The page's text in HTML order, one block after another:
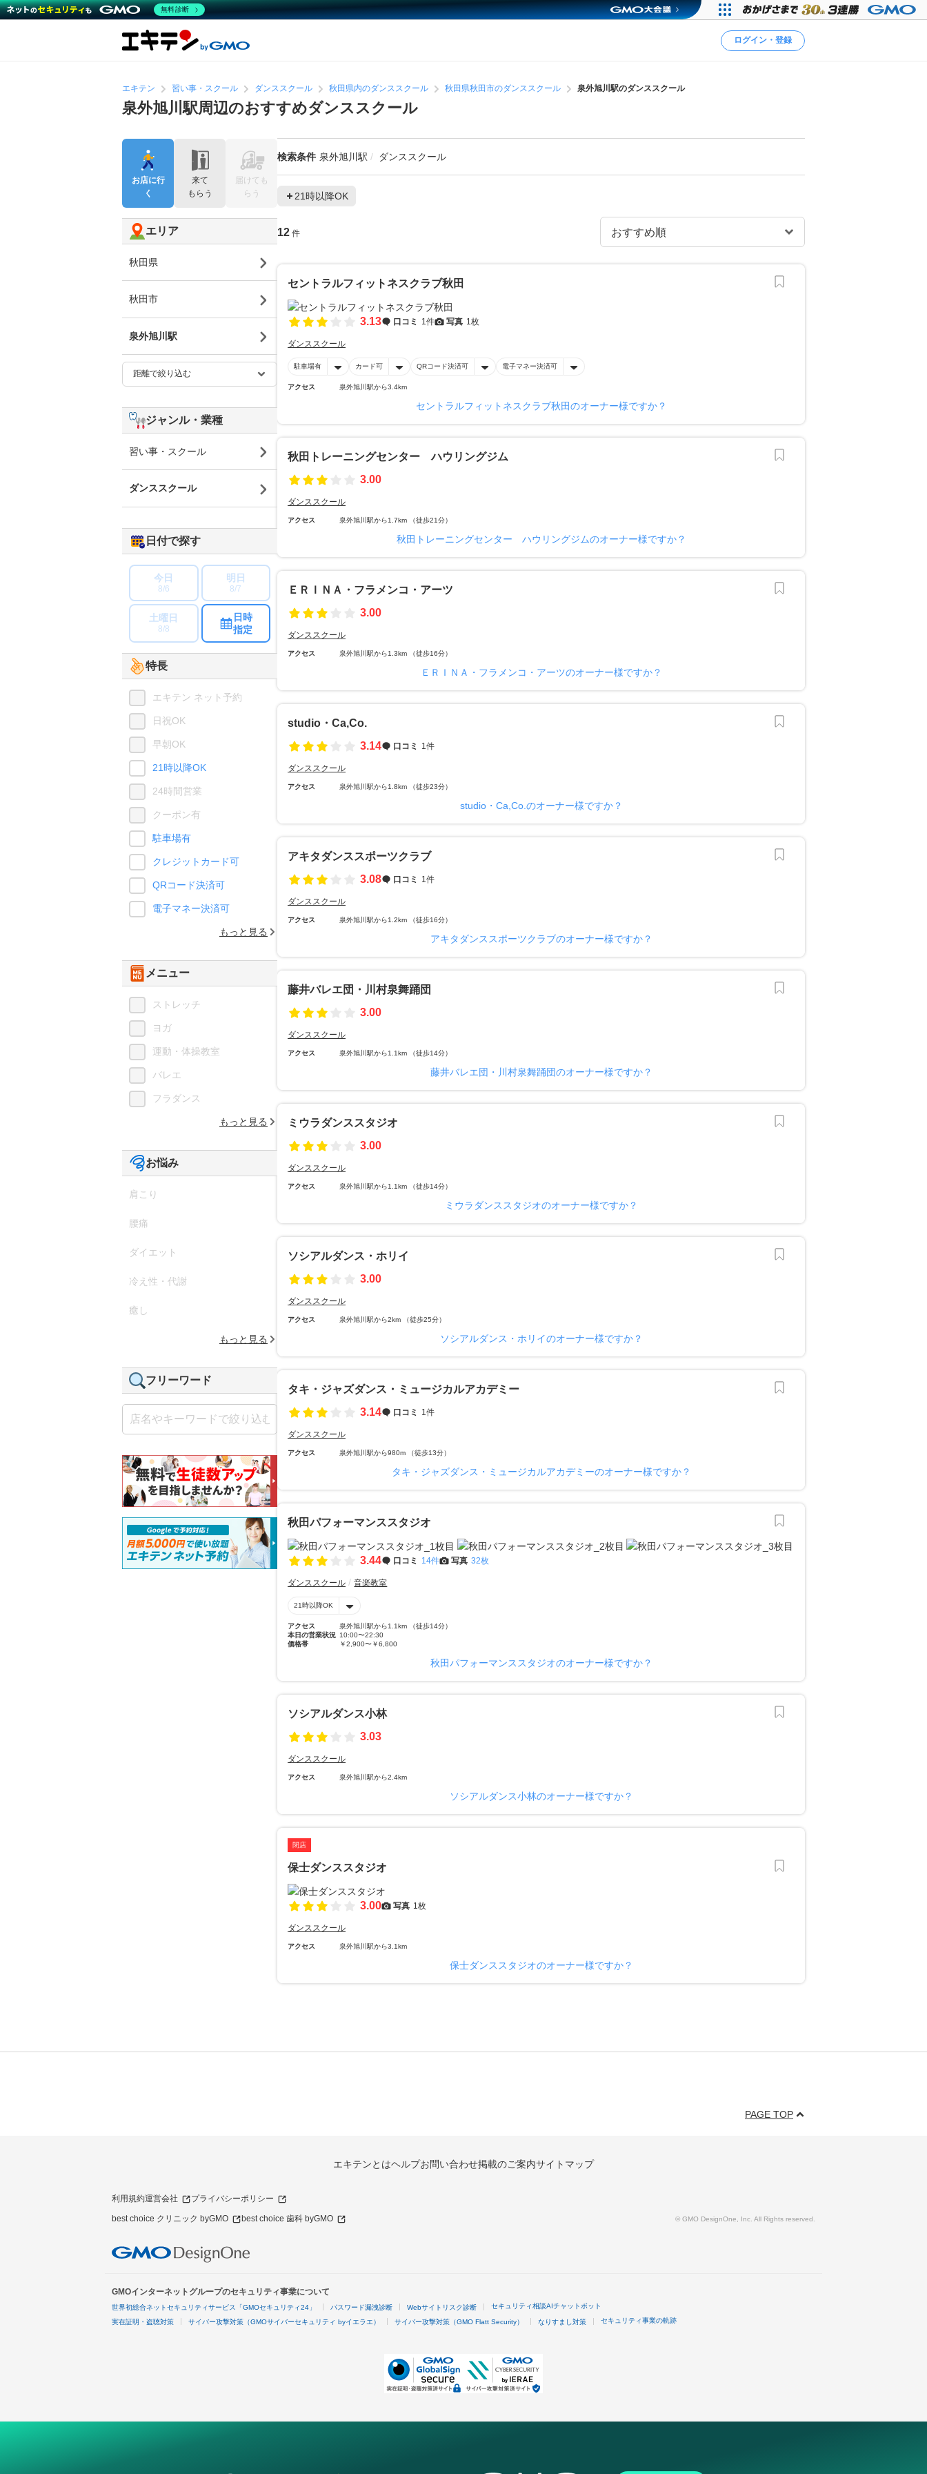
ログイン・登録
エキテン 習い事・スクール ダンススクール 秋田県内のダンススクール 秋田県秋田市のダンススクール 泉外旭川駅のダンススクール
泉外旭川駅周辺のおすすめダンススクール
検索条件 泉外旭川駅 ダンススクール
21時以降OK
12 件
セントラルフィットネスクラブ秋田
3.13 口コミ 1件 写真 1枚
ダンススクール
駐車場有 カード可 QRコード決済可 電子マネー決済可
アクセス 泉外旭川駅から3.4km
セントラルフィットネスクラブ秋田のオーナー様ですか？
秋田トレーニングセンター ハウリングジム
3.00
ダンススクール
アクセス 泉外旭川駅から1.7km （徒歩21分）
秋田トレーニングセンター ハウリングジムのオーナー様ですか？
ＥＲＩＮＡ・フラメンコ・アーツ
3.00
ダンススクール
アクセス 泉外旭川駅から1.3km （徒歩16分）
ＥＲＩＮＡ・フラメンコ・アーツのオーナー様ですか？
studio・Ca,Co.
3.14
口コミ 1件
ダンススクール
アクセス 泉外旭川駅から1.8km （徒歩23分）
studio・Ca,Co.のオーナー様ですか？
アキタダンススポーツクラブ
3.08
口コミ 1件
ダンススクール
アクセス 泉外旭川駅から1.2km （徒歩16分）
アキタダンススポーツクラブのオーナー様ですか？
藤井バレエ団・川村泉舞踊団
3.00
ダンススクール
アクセス 泉外旭川駅から1.1km （徒歩14分）
藤井バレエ団・川村泉舞踊団のオーナー様ですか？
ミウラダンススタジオ
3.00
ダンススクール
アクセス 泉外旭川駅から1.1km （徒歩14分）
ミウラダンススタジオのオーナー様ですか？
ソシアルダンス・ホリイ
3.00
ダンススクール
アクセス 泉外旭川駅から2km （徒歩25分）
ソシアルダンス・ホリイのオーナー様ですか？
タキ・ジャズダンス・ミュージカルアカデミー
3.14
口コミ 1件
ダンススクール
アクセス 泉外旭川駅から980m （徒歩13分）
タキ・ジャズダンス・ミュージカルアカデミーのオーナー様ですか？
秋田パフォーマンススタジオ
3.44 口コミ 14件 写真 32枚
ダンススクール 音楽教室
21時以降OK
アクセス
泉外旭川駅から1.1km （徒歩14分）
本日の営業状況 10:00〜22:30
価格帯
￥2,900〜￥6,800
秋田パフォーマンススタジオのオーナー様ですか？
ソシアルダンス小林
3.03
ダンススクール
アクセス 泉外旭川駅から2.4km
ソシアルダンス小林のオーナー様ですか？
閉店
保士ダンススタジオ
3.00 写真 1枚
ダンススクール
アクセス 泉外旭川駅から3.1km
保士ダンススタジオのオーナー様ですか？
お店に行
く
来て
もらう
届けても
らう
エリア
秋田県
秋田市
泉外旭川駅
ジャンル・業種
習い事・スクール
ダンススクール
日付で探す
今日
8/6
明日
8/7
土曜日
8/8
日時
指定
特長
エキテン ネット予約
日祝OK
早朝OK
21時以降OK
24時間営業
クーポン有
駐車場有
クレジットカード可
QRコード決済可
電子マネー決済可
もっと見る
メニュー
ストレッチ
ヨガ
運動・体操教室
バレエ
フラダンス
もっと見る
お悩み
肩こり
腰痛
ダイエット
冷え性・代謝
癒し
もっと見る
フリーワード
PAGE TOP
エキテンとはヘルプお問い合わせ掲載のご案内サイトマップ
利用規約運営会社 プライバシーポリシー
best choice クリニック byGMO best choice 歯科 byGMO © GMO DesignOne, Inc. All Rights reserved.
GMOインターネットグループのセキュリティ事業について
世界初総合ネットセキュリティサービス「GMOセキュリティ24」 パスワード漏洩診断 Webサイトリスク診断 セキュリティ相談AIチャットボット
実在証明・盗聴対策 サイバー攻撃対策（GMOサイバーセキュリティ byイエラエ） サイバー攻撃対策（GMO Flatt Security） なりすまし対策 セキュリティ事業の軌跡
無料診断